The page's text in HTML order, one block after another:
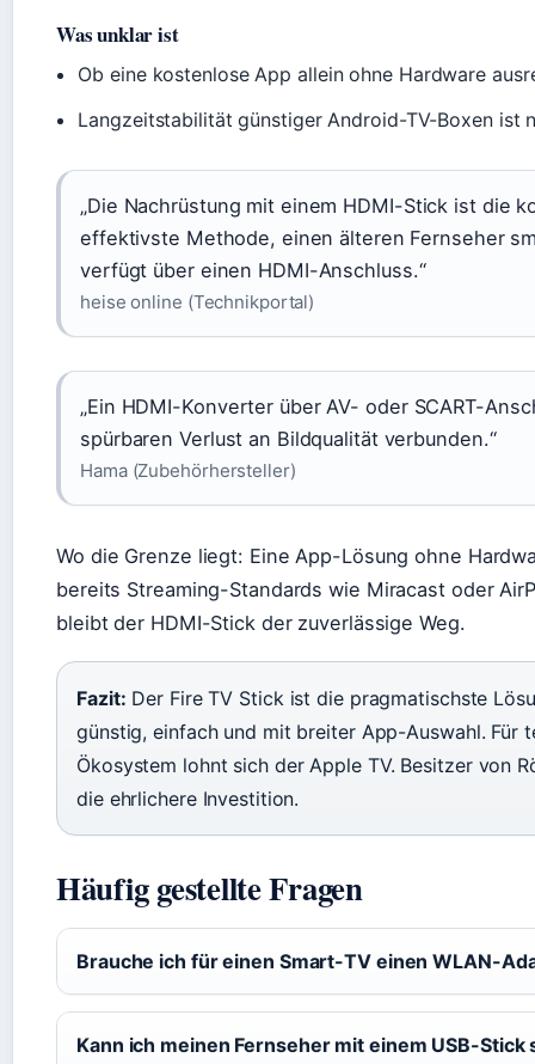
Was unklar ist
Ob eine kostenlose App allein ohne Hardware
Langzeitstabilität günstiger Android-TV-Boxen ist
„Die Nachrüstung mit einem HDMI-Stick ist die
effektivste Methode, einen älteren Fernseher
verfügt über einen HDMI-Anschluss.“
heise online (Technikportal)
„Ein HDMI-Konverter über AV- oder SCART-
spürbaren Verlust an Bildqualität verbunden.“
Hama (Zubehörhersteller)
Wo die Grenze liegt: Eine App-Lösung ohne
bereits Streaming-Standards wie Miracast oder
bleibt der HDMI-Stick der zuverlässige Weg.
Fazit: Der Fire TV Stick ist die pragmatischste
günstig, einfach und mit breiter App-Auswahl. Für
Ökosystem lohnt sich der Apple TV. Besitzer von
die ehrlichere Investition.
Häufig gestellte Fragen
Brauche ich für einen Smart-TV einen WLAN-
Kann ich meinen Fernseher mit einem USB-Stick